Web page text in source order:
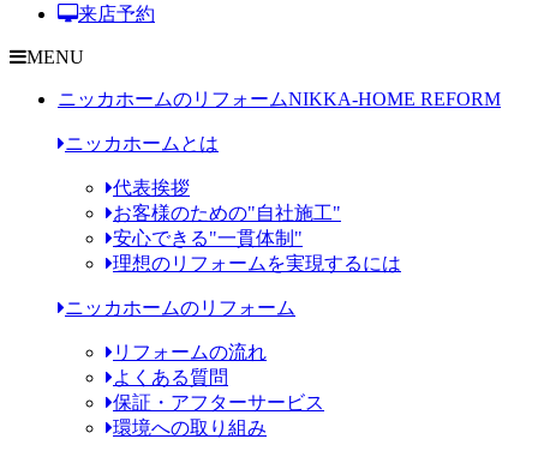
来店予約
MENU
ニッカホームのリフォームNIKKA-HOME REFORM
ニッカホームとは
代表挨拶
お客様のための"自社施工"
安心できる"一貫体制"
理想のリフォームを実現するには
ニッカホームのリフォーム
リフォームの流れ
よくある質問
保証・アフターサービス
環境への取り組み